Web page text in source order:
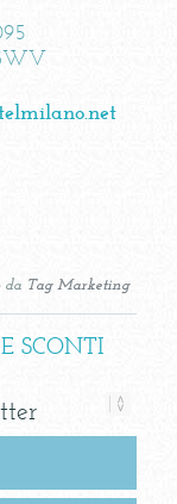
da Tag Marketing
SCONTI